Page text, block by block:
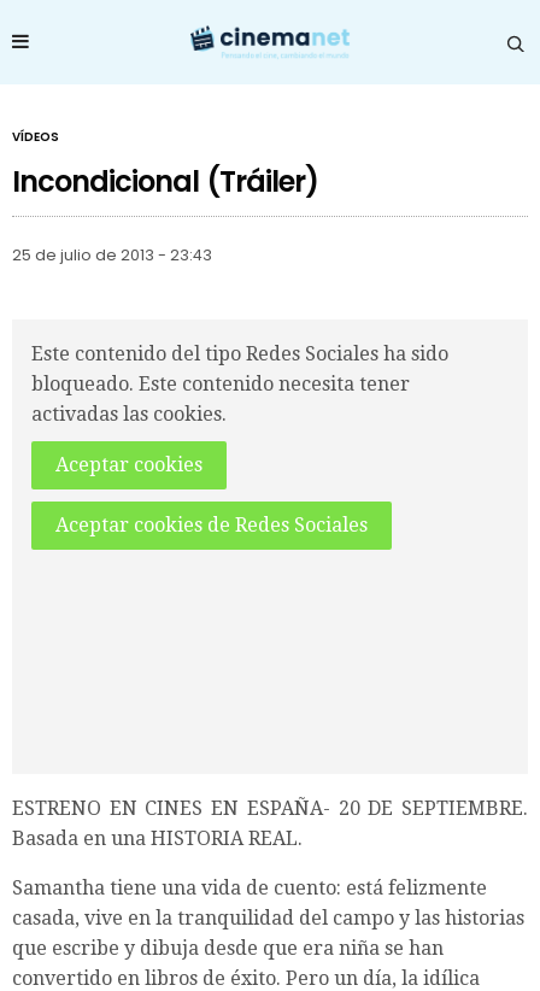
VÍDEOS
Incondicional (Tráiler)
25 de julio de 2013 - 23:43
Este contenido del tipo Redes Sociales ha sido
bloqueado. Este contenido necesita tener
activadas las cookies.
Aceptar cookies
Aceptar cookies de Redes Sociales
ESTRENO EN CINES EN ESPAÑA- 20 DE SEPTIEMBRE.
Basada en una HISTORIA REAL.
Samantha tiene una vida de cuento: está felizmente
casada, vive en la tranquilidad del campo y las historias
que escribe y dibuja desde que era niña se han
convertido en libros de éxito. Pero un día, la idílica